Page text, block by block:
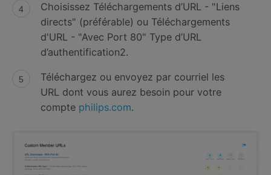
Choisissez Téléchargements d’URL - "Liens
directs" (préférable) ou Téléchargements
d'URL - "Avec Port 80" Type d’URL
d’authentification2.
Téléchargez ou envoyez par courriel les
URL dont vous aurez besoin pour votre
compte philips.com.